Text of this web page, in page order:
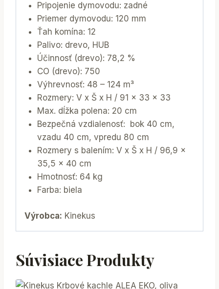
Pripojenie dymovodu: zadné
Priemer dymovodu: 120 mm
Ťah komína: 12
Palivo: drevo, HUB
Účinnosť (drevo): 78,2 %
CO (drevo): 750
Výhrevnosť: 48 – 124 m³
Rozmery: V x Š x H / 91 x 33 x 33
Max. dĺžka polena: 20 cm
Bezpečná vzdialenosť: bok 40 cm,
vzadu 40 cm, vpredu 80 cm
Rozmery s balením: V x Š x H / 96,9 x
35,5 x 40 cm
Hmotnosť: 64 kg
Farba: biela
Výrobca: Kinekus
Súvisiace Produkty